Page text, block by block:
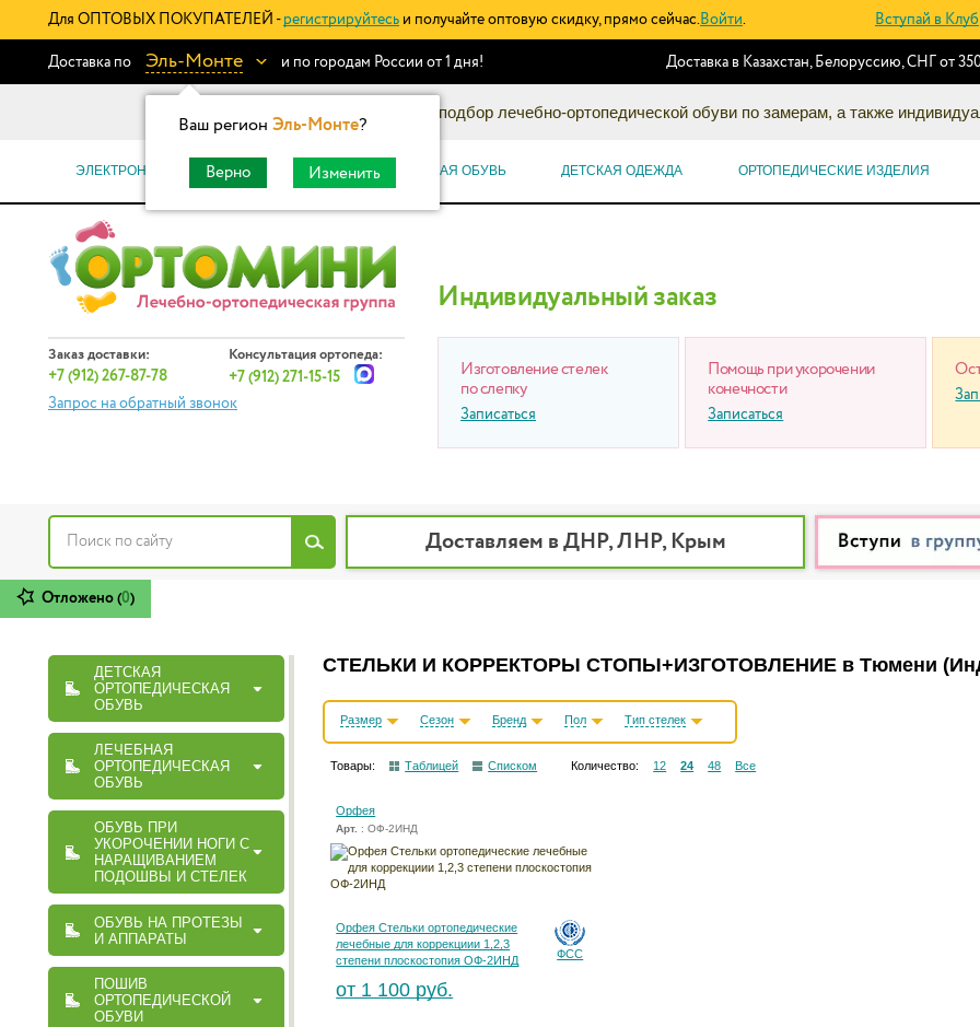
Для ОПТОВЫХ ПОКУПАТЕЛЕЙ - регистрируйтесь и получайте оптовую скидку, прямо сейчас.Войти. Вступай в Клуб
Доставка по Эль-Монте
Ваш регион Эль-Монте?
Верно Изменить
и по городам России от 1 дня! Доставка в Казахстан, Белоруссию, СНГ от
Информационный каталог: подбор лечебно-ортопедической обуви по замерам, а также
ЭЛЕКТРОННЫЕ СЕРТИФИКАТЫ ОРТОПЕДИЧЕСКАЯ ОБУВЬ ДЕТСКАЯ ОДЕЖДА ОРТОПЕДИЧЕСКИЕ ИЗДЕЛИЯ
Заказ доставки:
+7 (912) 267-87-78
Консультация ортопеда:
+7 (912) 271-15-15
Запрос на обратный звонок
Индивидуальный заказ
Изготовление стелек
по слепку
Записаться
Помощь при укорочении
конечности
Записаться
Доставляем в ДНР, ЛНР, Крым
Отложено (0)
ДЕТСКАЯ
ОРТОПЕДИЧЕСКАЯ
ОБУВЬ
ЛЕЧЕБНАЯ
ОРТОПЕДИЧЕСКАЯ
ОБУВЬ
ОБУВЬ ПРИ
УКОРОЧЕНИИ НОГИ С
НАРАЩИВАНИЕМ
ПОДОШВЫ И СТЕЛЕК
ОБУВЬ НА ПРОТЕЗЫ
И АППАРАТЫ
ПОШИВ
ОРТОПЕДИЧЕСКОЙ
ОБУВИ
СТЕЛЬКИ И КОРРЕКТОРЫ СТОПЫ+ИЗГОТОВЛЕНИЕ в Тюмени
Размер Сезон Бренд Пол Тип стелек
Товары: Таблицей Списком Количество: 12 24 48 Все
Орфея
Арт. : ОФ-2ИНД
ФСС
Орфея Стельки ортопедические
лечебные для коррекциии 1,2,3
степени плоскостопия ОФ-2ИНД
от 1 100 руб.